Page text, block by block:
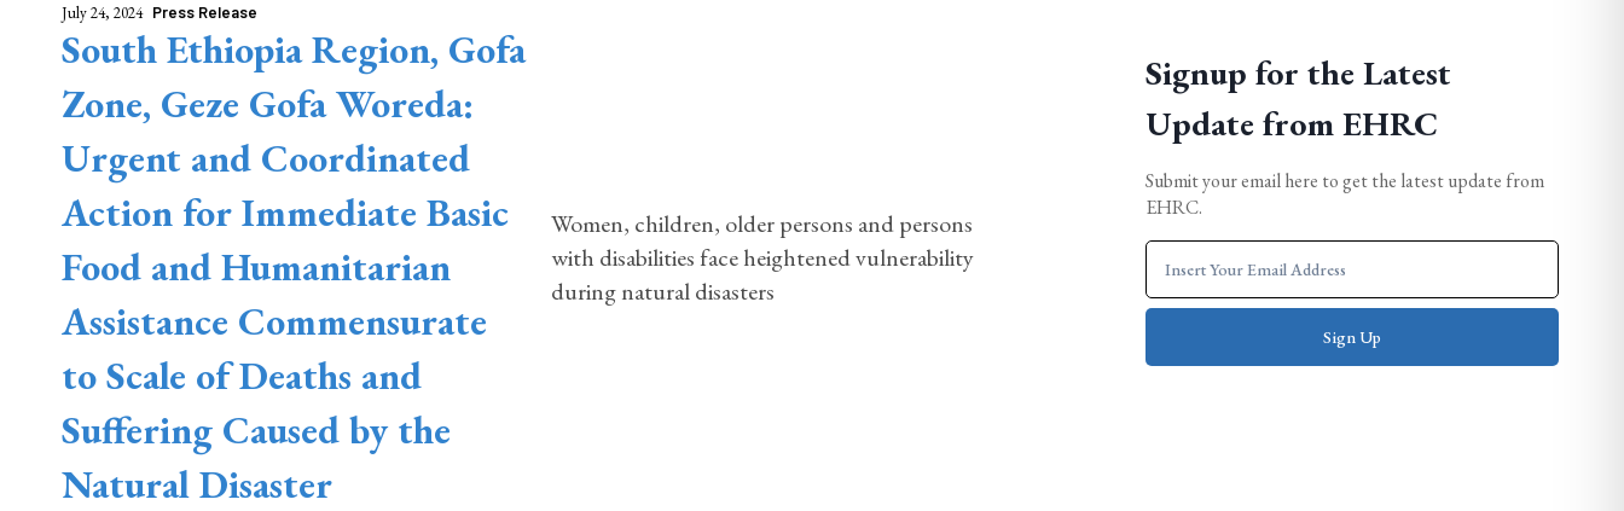
July 24, 2024 Press Release
South Ethiopia Region, Gofa
Zone, Geze Gofa Woreda:
Urgent and Coordinated
Action for Immediate Basic
Food and Humanitarian
Assistance Commensurate
to Scale of Deaths and
Suffering Caused by the
Natural Disaster
Women, children, older persons and persons
with disabilities face heightened vulnerability
during natural disasters
Signup for the Latest
Update from EHRC
Submit your email here to get the latest update from
EHRC.